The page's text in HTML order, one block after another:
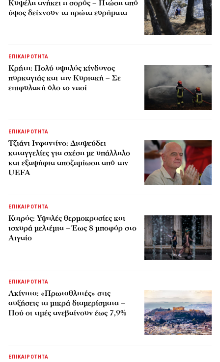
Κυψέλη ανήκει η σορός – Πτώση από
ύψος δείχνουν τα πρώτα ευρήματα
ΕΠΙΚΑΙΡΟΤΗΤΑ
Κρήτη: Πολύ υψηλός κίνδυνος
πυρκαγιάς και την Κυριακή – Σε
επιφυλακή όλο το νησί
ΕΠΙΚΑΙΡΟΤΗΤΑ
Τζιάνι Ινφαντίνο: Διαψεύδει
καταγγελίες για σχέση με υπάλληλο
και εξαψήφια αποζημίωση από την
UEFA
ΕΠΙΚΑΙΡΟΤΗΤΑ
Καιρός: Υψηλές θερμοκρασίες και
ισχυρά μελτέμια – Έως 8 μποφόρ στο
Αιγαίο
ΕΠΙΚΑΙΡΟΤΗΤΑ
Ακίνητα: «Πρωταθλητές» στις
αυξήσεις τα μικρά διαμερίσματα –
Πού οι τιμές ανεβαίνουν έως 7,9%
ΕΠΙΚΑΙΡΟΤΗΤΑ